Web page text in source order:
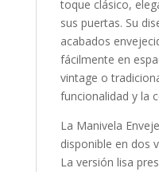
toque clásico,
sus puertas. Su
acabados
fácilmente en
vintage o
funcionalidad y la
La Manivela
disponible en dos
La versión lisa